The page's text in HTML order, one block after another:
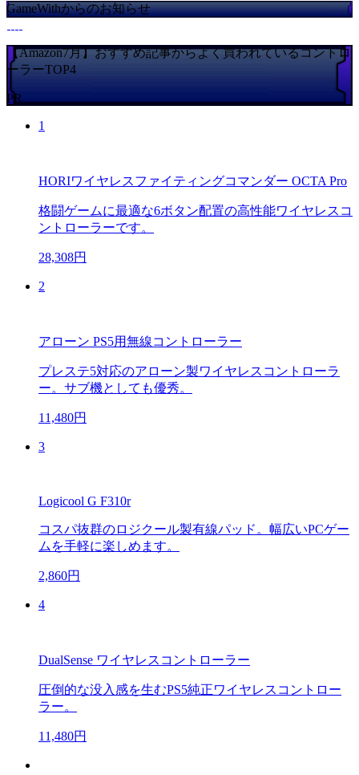
GameWithからのお知らせ
【Amazon7月】おすすめ記事からよく買われているコントロ
ーラーTOP4
PR
1
HORIワイヤレスファイティングコマンダー OCTA Pro
格闘ゲームに最適な6ボタン配置の高性能ワイヤレスコ
ントローラーです。
28,308円
2
アローン PS5用無線コントローラー
プレステ5対応のアローン製ワイヤレスコントローラ
ー。サブ機としても優秀。
11,480円
3
Logicool G F310r
コスパ抜群のロジクール製有線パッド。幅広いPCゲー
ムを手軽に楽しめます。
2,860円
4
DualSense ワイヤレスコントローラー
圧倒的な没入感を生むPS5純正ワイヤレスコントロー
ラー。
11,480円